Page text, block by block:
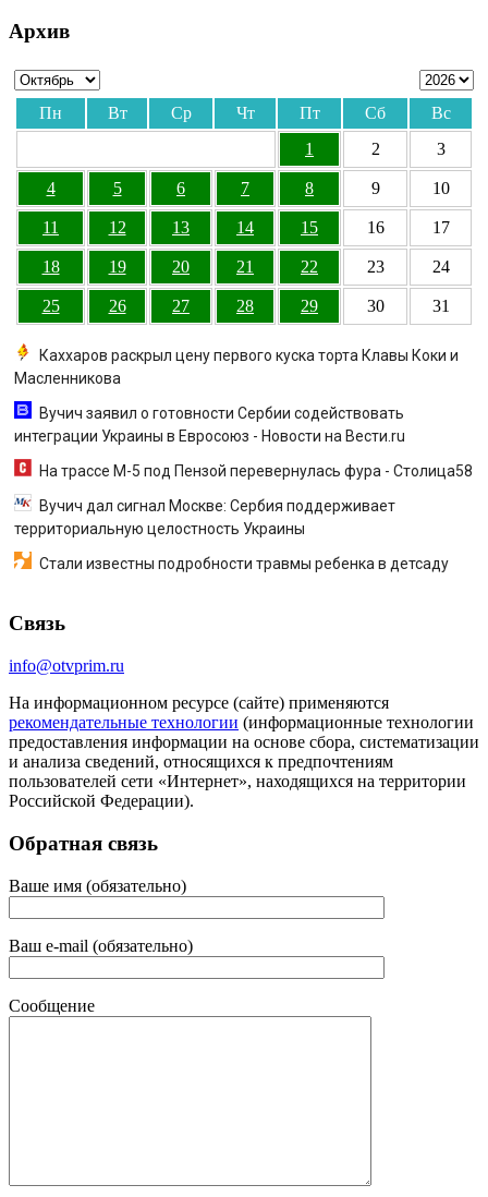
Архив
Пн Вт Ср Чт Пт Сб
Вс
1
2 3
4 5 6 7 8 9 10
11 12 13 14 15 16 17
18 19 20 21 22 23 24
25 26 27 28 29 30 31
Каххаров раскрыл цену первого куска торта Клавы Коки и
Масленникова
Вучич заявил о готовности Сербии содействовать
интеграции Украины в Евросоюз - Новости на Вести.ru
На трассе М-5 под Пензой перевернулась фура - Столица58
Вучич дал сигнал Москве: Сербия поддерживает
территориальную целостность Украины
Стали известны подробности травмы ребенка в детсаду
Связь
info@otvprim.ru
На информационном ресурсе (сайте) применяются
рекомендательные технологии (информационные технологии
предоставления информации на основе сбора, систематизации
и анализа сведений, относящихся к предпочтениям
пользователей сети «Интернет», находящихся на территории
Российской Федерации).
Обратная связь
Ваше имя (обязательно)
Ваш e-mail (обязательно)
Сообщение